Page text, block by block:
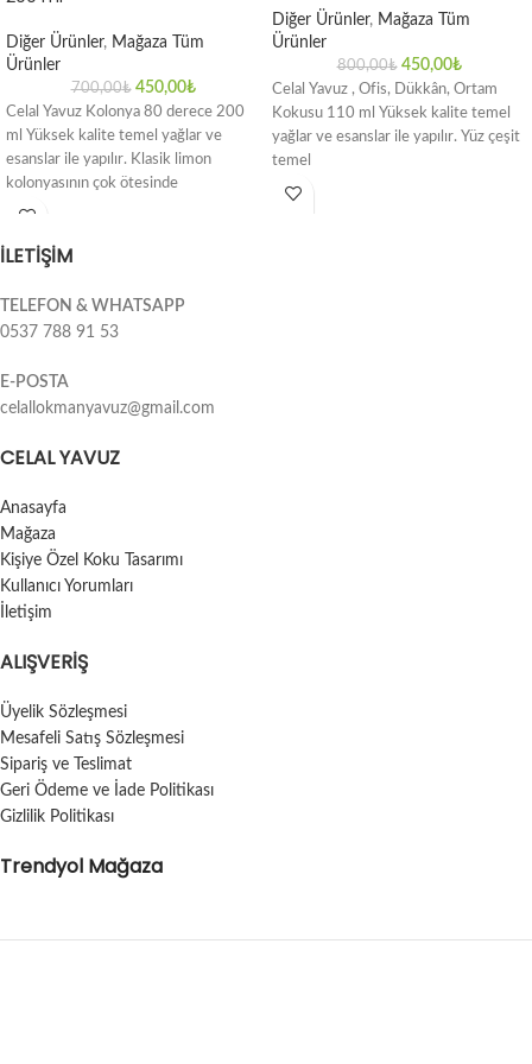
Diğer Ürünler, Mağaza Tüm
Ürünler
700,00₺ 450,00₺
Celal Yavuz Kolonya 80 derece 200
ml Yüksek kalite temel yağlar ve
esanslar ile yapılır. Klasik limon
kolonyasının çok ötesinde
Diğer Ürünler, Mağaza Tüm
Ürünler
800,00₺ 450,00₺
Celal Yavuz , Ofis, Dükkân, Ortam
Kokusu 110 ml Yüksek kalite temel
yağlar ve esanslar ile yapılır. Yüz çeşit
temel
İLETİŞİM
TELEFON & WHATSAPP
0537 788 91 53
E-POSTA
celallokmanyavuz@gmail.com
CELAL YAVUZ
Anasayfa
Mağaza
Kişiye Özel Koku Tasarımı
Kullanıcı Yorumları
İletişim
ALIŞVERIŞ
Üyelik Sözleşmesi
Mesafeli Satış Sözleşmesi
Sipariş ve Teslimat
Geri Ödeme ve İade Politikası
Gizlilik Politikası
Trendyol Mağaza